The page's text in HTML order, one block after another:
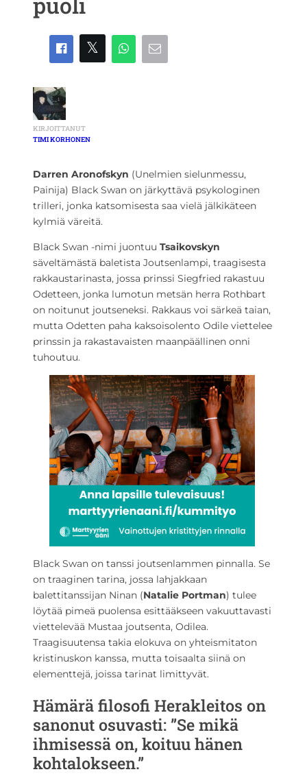
KIRJOITTANUT
TIMI KORHONEN
Darren Aronofskyn (Unelmien sielunmessu,
Painija) Black Swan on järkyttävä psykologinen
trilleri, jonka katsomisesta saa vielä jälkikäteen
kylmiä väreitä.
Black Swan -nimi juontuu Tsaikovskyn
säveltämästä baletista Joutsenlampi, traagisesta
rakkaustarinasta, jossa prinssi Siegfried rakastuu
Odetteen, jonka lumotun metsän herra Rothbart
on noitunut joutseneksi. Rakkaus voi särkeä taian,
mutta Odetten paha kaksoisolento Odile viettelee
prinssin ja rakastavaisten maanpäällinen onni
tuhoutuu.
Black Swan on tanssi joutsenlammen pinnalla. Se
on traaginen tarina, jossa lahjakkaan
balettitanssijan Ninan (Natalie Portman) tulee
löytää pimeä puolensa esittääkseen vakuuttavasti
viettelevää Mustaa joutsenta, Odilea.
Traagisuutensa takia elokuva on yhteismitaton
kristinuskon kanssa, mutta toisaalta siinä on
elementtejä, joissa tarinat limittyvät.
Hämärä filosofi Herakleitos on
sanonut osuvasti: ”Se mikä
ihmisessä on, koituu hänen
kohtalokseen.”